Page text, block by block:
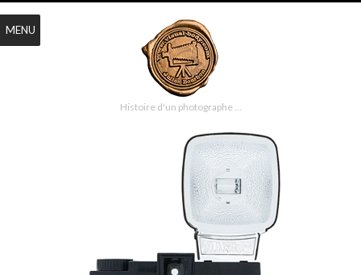
Histoire d'un photographe …
MENU